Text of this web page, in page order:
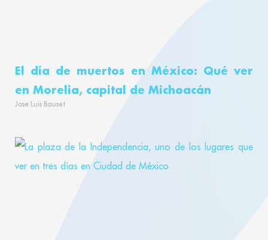
El día de muertos en México: Qué ver
en Morelia, capital de Michoacán
Jose Luis Bauset